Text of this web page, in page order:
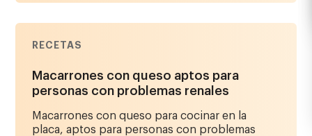
RECETAS
Macarrones con queso aptos para
personas con problemas renales
Macarrones con queso para cocinar en la
placa, aptos para personas con problemas